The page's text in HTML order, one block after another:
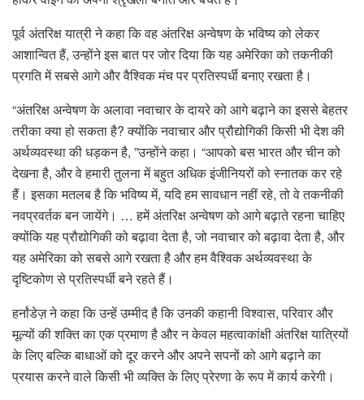
पूर्व अंतरिक्ष यात्री ने कहा कि वह अंतरिक्ष अन्वेषण के भविष्य को लेकर
आशान्वित हैं, उन्होंने इस बात पर जोर दिया कि यह अमेरिका को तकनीकी
प्रगति में सबसे आगे और वैश्विक मंच पर प्रतिस्पर्धी बनाए रखता है।
“अंतरिक्ष अन्वेषण के अलावा नवाचार के दायरे को आगे बढ़ाने का इससे बेहतर
तरीका क्या हो सकता है? क्योंकि नवाचार और प्रौद्योगिकी किसी भी देश की
अर्थव्यवस्था की धड़कन है, ”उन्होंने कहा। “आपको बस भारत और चीन को
देखना है, और वे हमारी तुलना में बहुत अधिक इंजीनियरों को स्नातक कर रहे
हैं। इसका मतलब है कि भविष्य में, यदि हम सावधान नहीं रहे, तो वे तकनीकी
नवप्रवर्तक बन जायेंगे। … हमें अंतरिक्ष अन्वेषण को आगे बढ़ाते रहना चाहिए
क्योंकि यह प्रौद्योगिकी को बढ़ावा देता है, जो नवाचार को बढ़ावा देता है, और
यह अमेरिका को सबसे आगे रखता है और हम वैश्विक अर्थव्यवस्था के
दृष्टिकोण से प्रतिस्पर्धी बने रहते हैं।
हर्नांडेज़ ने कहा कि उन्हें उम्मीद है कि उनकी कहानी विश्वास, परिवार और
मूल्यों की शक्ति का एक प्रमाण है और न केवल महत्वाकांक्षी अंतरिक्ष यात्रियों
के लिए बल्कि बाधाओं को दूर करने और अपने सपनों को आगे बढ़ाने का
प्रयास करने वाले किसी भी व्यक्ति के लिए प्रेरणा के रूप में कार्य करेगी।